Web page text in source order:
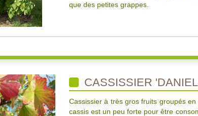
que des petites grappes.
CASSISSIER
Cassissier à très gros fruits groupés
cassis est un peu forte pour être